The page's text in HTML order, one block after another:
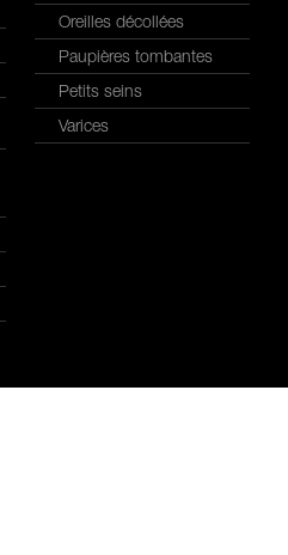
Oreilles décollées
Paupières tombantes
Petits seins
Varices